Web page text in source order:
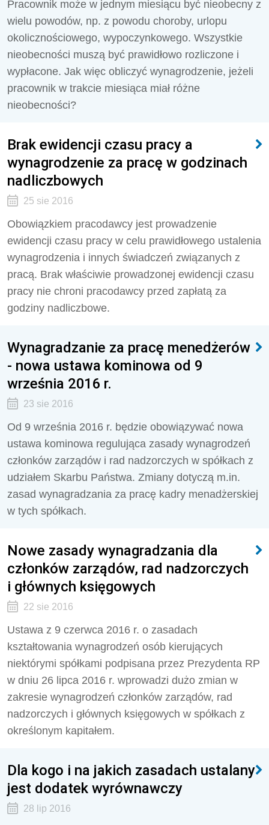
Pracownik może w jednym miesiącu być nieobecny z
wielu powodów, np. z powodu choroby, urlopu
okolicznościowego, wypoczynkowego. Wszystkie
nieobecności muszą być prawidłowo rozliczone i
wypłacone. Jak więc obliczyć wynagrodzenie, jeżeli
pracownik w trakcie miesiąca miał różne
nieobecności?
Brak ewidencji czasu pracy a
wynagrodzenie za pracę w godzinach
nadliczbowych
25 sie 2016
Obowiązkiem pracodawcy jest prowadzenie
ewidencji czasu pracy w celu prawidłowego ustalenia
wynagrodzenia i innych świadczeń związanych z
pracą. Brak właściwie prowadzonej ewidencji czasu
pracy nie chroni pracodawcy przed zapłatą za
godziny nadliczbowe.
Wynagradzanie za pracę menedżerów
- nowa ustawa kominowa od 9
września 2016 r.
23 sie 2016
Od 9 września 2016 r. będzie obowiązywać nowa
ustawa kominowa regulująca zasady wynagrodzeń
członków zarządów i rad nadzorczych w spółkach z
udziałem Skarbu Państwa. Zmiany dotyczą m.in.
zasad wynagradzania za pracę kadry menadżerskiej
w tych spółkach.
Nowe zasady wynagradzania dla
członków zarządów, rad nadzorczych
i głównych księgowych
22 sie 2016
Ustawa z 9 czerwca 2016 r. o zasadach
kształtowania wynagrodzeń osób kierujących
niektórymi spółkami podpisana przez Prezydenta RP
w dniu 26 lipca 2016 r. wprowadzi dużo zmian w
zakresie wynagrodzeń członków zarządów, rad
nadzorczych i głównych księgowych w spółkach z
określonym kapitałem.
Dla kogo i na jakich zasadach ustalany
jest dodatek wyrównawczy
28 lip 2016